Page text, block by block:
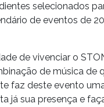
selecionados
de eventos de
de vivenciar o
de música de
faz deste evento
já sua presença e